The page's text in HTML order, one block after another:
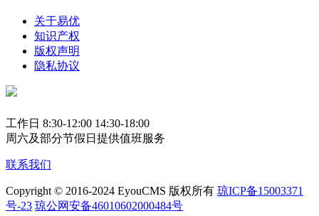
关于易优
知识产权
版权声明
隐私协议
工作日 8:30-12:00 14:30-18:00
周六及部分节假日提供值班服务
联系我们
Copyright © 2016-2024 EyouCMS 版权所有 琼ICP备15003371
号-23 琼公网安备46010602000484号